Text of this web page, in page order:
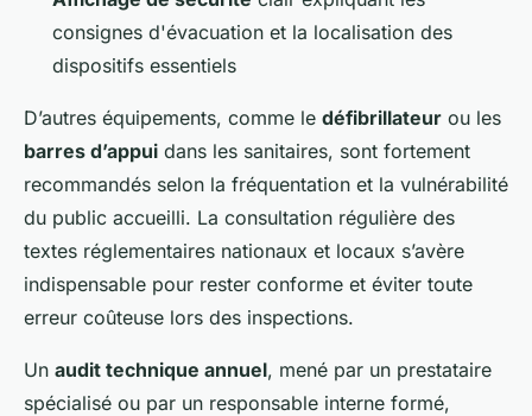
consignes d'évacuation et la localisation des
dispositifs essentiels
D’autres équipements, comme le défibrillateur ou les
barres d’appui dans les sanitaires, sont fortement
recommandés selon la fréquentation et la vulnérabilité
du public accueilli. La consultation régulière des
textes réglementaires nationaux et locaux s’avère
indispensable pour rester conforme et éviter toute
erreur coûteuse lors des inspections.
Un audit technique annuel, mené par un prestataire
spécialisé ou par un responsable interne formé,